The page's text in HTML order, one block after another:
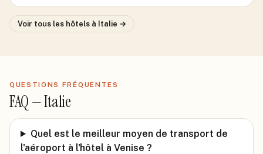
Voir tous les hôtels à Italie →
QUESTIONS FRÉQUENTES
FAQ —Italie
Quel est le meilleur moyen de transport de
l'aéroport à l'hôtel à Venise ?